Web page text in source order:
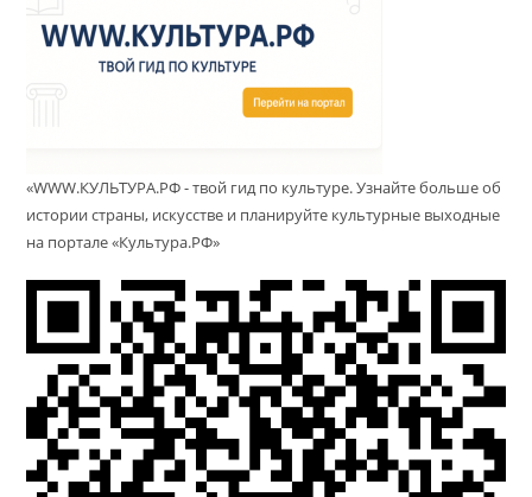
«WWW.КУЛЬТУРА.РФ - твой гид по культуре. Узнайте больше об
истории страны, искусстве и планируйте культурные выходные
на портале «Культура.РФ»